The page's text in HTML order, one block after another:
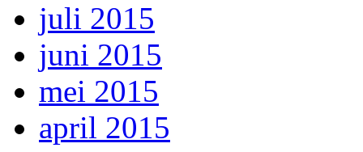
juli 2015
juni 2015
mei 2015
april 2015